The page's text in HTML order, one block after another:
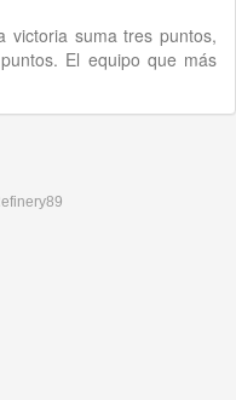
victoria suma tres puntos,
El equipo que más